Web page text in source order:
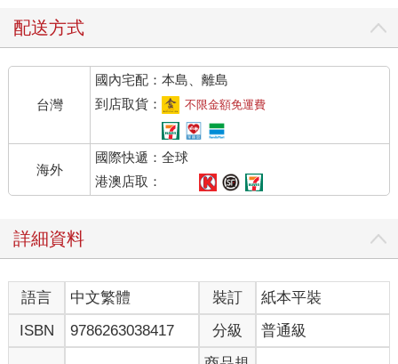
配送方式
台灣
國內宅配：本島、離島
到店取貨：
不限金額免運費
海外
國際快遞：全球
港澳店取：
詳細資料
語言 中文繁體 裝訂
紙本平裝
ISBN
9786263038417 分級 普通級